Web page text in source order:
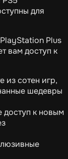
для
Plus
вам доступ к
из сотен игр,
шедевры
к новым